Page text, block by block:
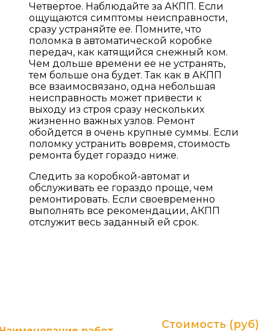
Четвертое. Наблюдайте за АКПП. Если
ощущаются симптомы неисправности,
сразу устраняйте ее. Помните, что
поломка в автоматической коробке
передач, как катящийся снежный ком.
Чем дольше времени ее не устранять,
тем больше она будет. Так как в АКПП
все взаимосвязано, одна небольшая
неисправность может привести к
выходу из строя сразу нескольких
жизненно важных узлов. Ремонт
обойдется в очень крупные суммы. Если
поломку устранить вовремя, стоимость
ремонта будет гораздо ниже.
Следить за коробкой-автомат и
обслуживать ее гораздо проще, чем
ремонтировать. Если своевременно
выполнять все рекомендации, АКПП
отслужит весь заданный ей срок.
Стоимость (руб)